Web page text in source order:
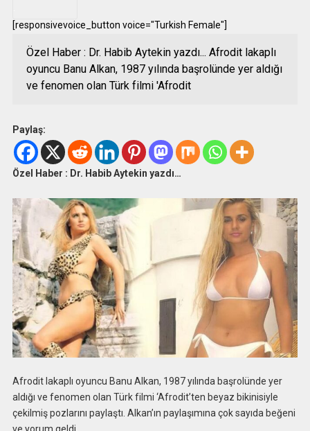
[responsivevoice_button voice="Turkish Female"]
Özel Haber : Dr. Habib Aytekin yazdı... Afrodit lakaplı
oyuncu Banu Alkan, 1987 yılında başrolünde yer aldığı
ve fenomen olan Türk filmi 'Afrodit
Paylaş:
Özel Haber : Dr. Habib Aytekin yazdı…
Afrodit lakaplı oyuncu Banu Alkan, 1987 yılında başrolünde yer
aldığı ve fenomen olan Türk filmi ‘Afrodit’ten beyaz bikinisiyle
çekilmiş pozlarını paylaştı. Alkan’ın paylaşımına çok sayıda beğeni